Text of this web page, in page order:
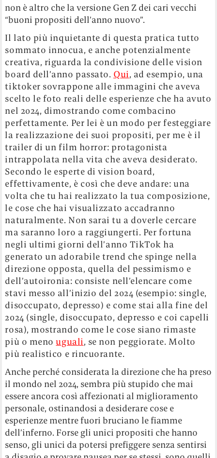
non è altro che la versione Gen Z dei cari vecchi
“buoni propositi dell’anno nuovo”.
Il lato più inquietante di questa pratica tutto
sommato innocua, e anche potenzialmente
creativa, riguarda la condivisione delle vision
board dell’anno passato. Qui, ad esempio, una
tiktoker sovrappone alle immagini che aveva
scelto le foto reali delle esperienze che ha avuto
nel 2024, dimostrando come combacino
perfettamente. Per lei è un modo per festeggiare
la realizzazione dei suoi propositi, per me è il
trailer di un film horror: protagonista
intrappolata nella vita che aveva desiderato.
Secondo le esperte di vision board,
effettivamente, è così che deve andare: una
volta che tu hai realizzato la tua composizione,
le cose che hai visualizzato accadranno
naturalmente. Non sarai tu a doverle cercare
ma saranno loro a raggiungerti. Per fortuna
negli ultimi giorni dell’anno TikTok ha
generato un adorabile trend che spinge nella
direzione opposta, quella del pessimismo e
dell’autoironia: consiste nell’elencare come
stavi messo all’inizio del 2024 (esempio: single,
disoccupato, depresso) e come stai alla fine del
2024 (single, disoccupato, depresso e coi capelli
rosa), mostrando come le cose siano rimaste
più o menouguali, se non peggiorate. Molto
più realistico e rincuorante.
Anche perché considerata la direzione che ha preso
il mondo nel 2024, sembra più stupido che mai
essere ancora così affezionati al miglioramento
personale, ostinandosi a desiderare cose e
esperienze mentre fuori bruciano le fiamme
dell’inferno. Forse gli unici propositi che hanno
senso, gli unici da potersi prefiggere senza sentirsi